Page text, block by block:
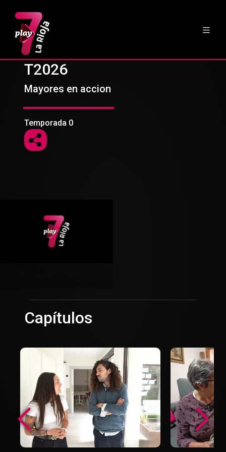
T2026
Mayores en accion
Temporada 0
Capítulos